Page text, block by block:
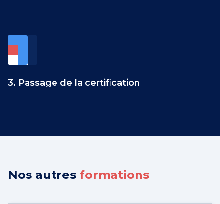
3. Passage de la certification
Nos autres formations